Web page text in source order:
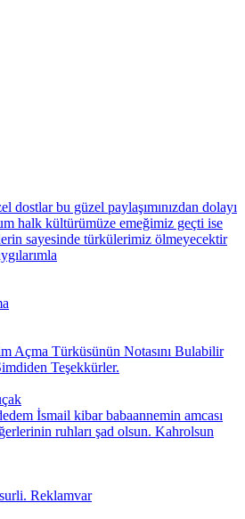
dostlar bu güzel paylaşımınızdan dolayı
halk kültürümüze emeğimiz geçti ise
sayesinde türkülerimiz ölmeyecektir
Açma Türküsünün Notasını Bulabilir
Teşekkürler.
İsmail kibar babaannemin amcası
ruhları şad olsun. Kahrolsun
Reklamvar